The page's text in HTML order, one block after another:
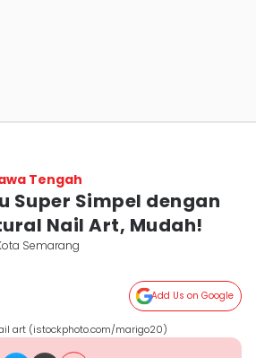
Tengah
Super Simpel dengan
Nail Art, Mudah!
Semarang
Add Us on Google
art (istockphoto.com/marigo20)